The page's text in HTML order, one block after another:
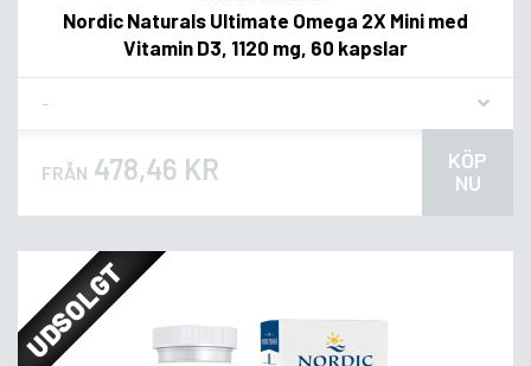
Nordic Naturals Ultimate Omega 2X Mini med
Vitamin D3, 1120 mg, 60 kapslar
FRÅN 478,46 KR
KÖP
NU
UDSOLGT